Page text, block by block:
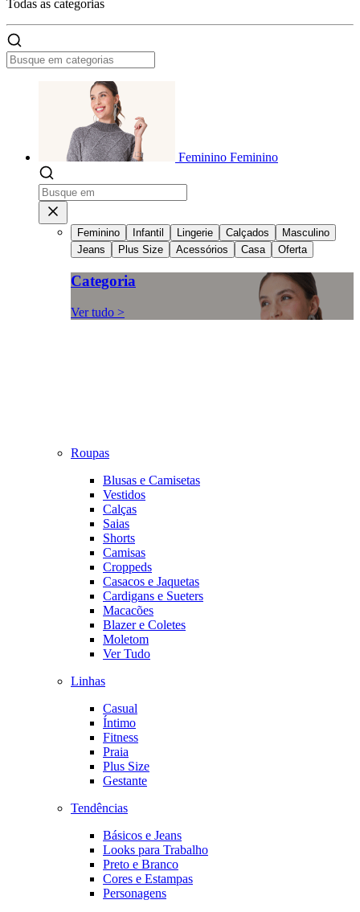
Todas as categorias
Feminino Feminino
Feminino Infantil Lingerie Calçados
Masculino
Jeans
Plus Size Acessórios Casa Oferta
Categoria
Ver tudo >
Roupas
Blusas e Camisetas
Vestidos
Calças
Saias
Shorts
Camisas
Croppeds
Casacos e Jaquetas
Cardigans e Sueters
Macacões
Blazer e Coletes
Moletom
Ver Tudo
Linhas
Casual
Íntimo
Fitness
Praia
Plus Size
Gestante
Tendências
Básicos e Jeans
Looks para Trabalho
Preto e Branco
Cores e Estampas
Personagens